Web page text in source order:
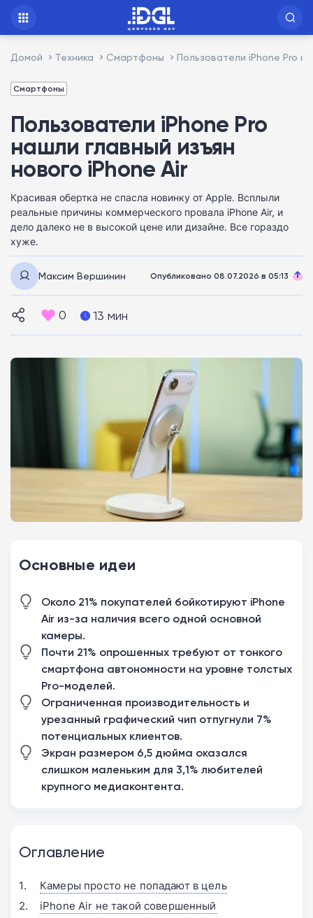
Домой Техника Смартфоны Пользователи iPhone Pro
Смартфоны
Пользователи iPhone Pro
нашли главный изъян
нового iPhone Air
Красивая обертка не спасла новинку от Apple. Всплыли
реальные причины коммерческого провала iPhone Air, и
дело далеко не в высокой цене или дизайне. Все гораздо
хуже.
Максим Вершинин Опубликовано 08.07.2026 в 05:13
0 13 мин
Основные идеи
Около 21% покупателей бойкотируют iPhone
Air из-за наличия всего одной основной
камеры.
Почти 21% опрошенных требуют от тонкого
смартфона автономности на уровне толстых
Pro-моделей.
Ограниченная производительность и
урезанный графический чип отпугнули 7%
потенциальных клиентов.
Экран размером 6,5 дюйма оказался
слишком маленьким для 3,1% любителей
крупного медиаконтента.
Оглавление
Камеры просто не попадают в цель
iPhone Air не такой совершенный